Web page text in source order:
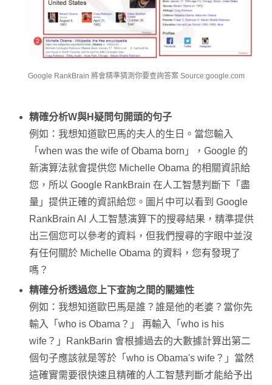
Google RankBrain 將會精準猜測你要查詢答案 Source:google.com
精確分析W與H疑問句開頭的句子
例如：我想知道歐巴馬的夫人的生日。當您輸入
「when was the wife of Obama born」，Google 的
新演算法就會提供您 Michelle Obama 的相關資訊給
您，所以 Google RankBrain 在人工智慧判斷下「盡
量」提供正確的資訊給您。圖片中可以看到 Google
RankBrain AI 人工智慧演算下的搜尋結果，精準提供
出三個您可以參考的資料，但我們搜尋的字眼中並沒
有任何關於 Michelle Obama 的資料，您有發現了
嗎？
精確分析透過您上下查詢之間的關連性
例如：我想知道歐巴馬是誰？誰是他的老婆？當你先
輸入「who is Obama？」 再輸入「who is his
wife？」RankBarin 會根據過去的大數據計算出第二
個句子應該就是等於「who is Obama's wife？」當然
這確實需要很快速且精確的人工智慧判斷才能給予出